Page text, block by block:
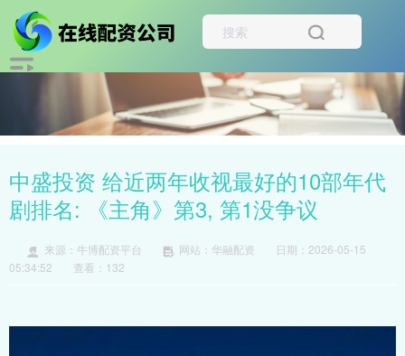
中盛投资 给近两年收视最好的10部年代
剧排名: 《主角》第3, 第1没争议
来源：牛博配资平台 网站：华融配资
日期：2026-05-15
05:34:52
查看：132